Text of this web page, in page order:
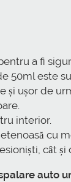
a fi
50ml este
și ușor de
interior.
cu
cât și
auto